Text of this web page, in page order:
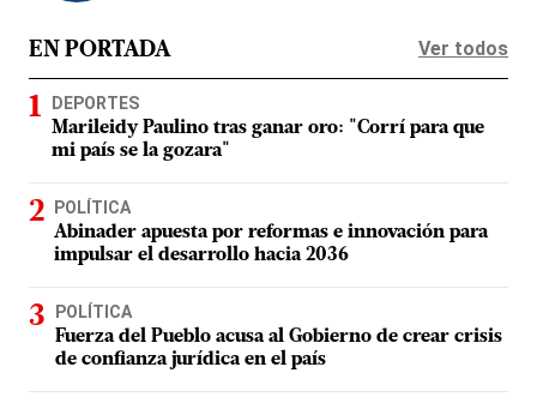
EN PORTADA Ver todos
DEPORTES
Marileidy Paulino tras ganar oro: "Corrí para que
mi país se la gozara"
POLÍTICA
Abinader apuesta por reformas e innovación para
impulsar el desarrollo hacia 2036
POLÍTICA
Fuerza del Pueblo acusa al Gobierno de crear crisis
de confianza jurídica en el país